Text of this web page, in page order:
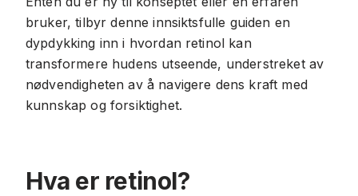
bruker, tilbyr denne innsiktsfulle guiden en
dypdykking inn i hvordan retinol kan
transformere hudens utseende, understreket av
nødvendigheten av å navigere dens kraft med
kunnskap og forsiktighet.
Hva er retinol?